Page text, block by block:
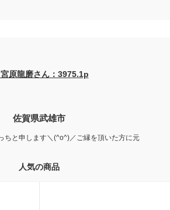
原龍磨さん：3975.1p
佐賀県武雄市
ちと申します＼(^o^)／ご縁を頂いた方に元
人気の商品